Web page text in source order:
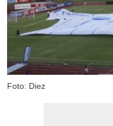
Foto: Diez